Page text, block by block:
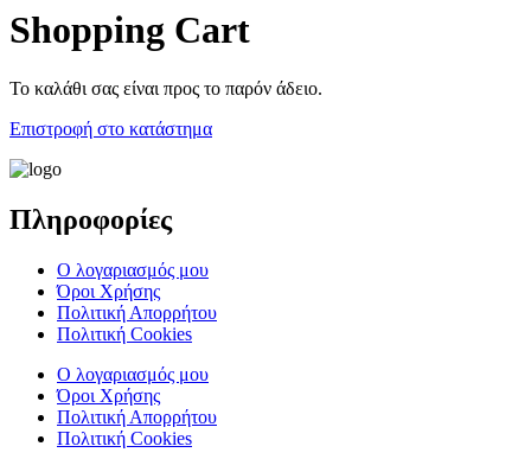
Shopping Cart
Το καλάθι σας είναι προς το παρόν άδειο.
Επιστροφή στο κατάστημα
Πληροφορίες
Ο λογαριασμός μου
Όροι Χρήσης
Πολιτική Απορρήτου
Πολιτική Cookies
Ο λογαριασμός μου
Όροι Χρήσης
Πολιτική Απορρήτου
Πολιτική Cookies